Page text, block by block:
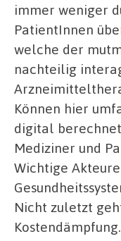
immer weniger
PatientInnen
welche der
nachteilig
Können hier
digital
Mediziner und
Wichtige
Nicht zuletzt